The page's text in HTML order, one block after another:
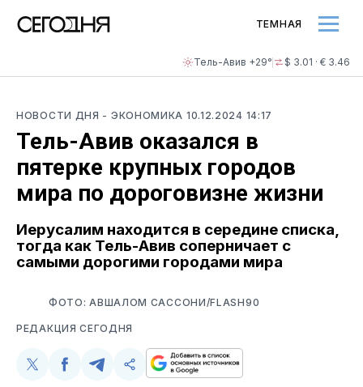
Тель-Авив +29° $ 3.01 · € 3.46
ТЕМНАЯ
НОВОСТИ ДНЯ - ЭКОНОМИКА 10.12.2024 14:17
Тель-Авив оказался в
пятерке крупных городов
мира по дороговизне жизни
Иерусалим находится в середине списка,
тогда как Тель-Авив соперничает с
самыми дорогими городами мира
ФОТО: АВШАЛОМ САССОНИ/FLASH90
РЕДАКЦИЯ СЕГОДНЯ
Поделиться
Поделиться
Поделиться
Скопируйте